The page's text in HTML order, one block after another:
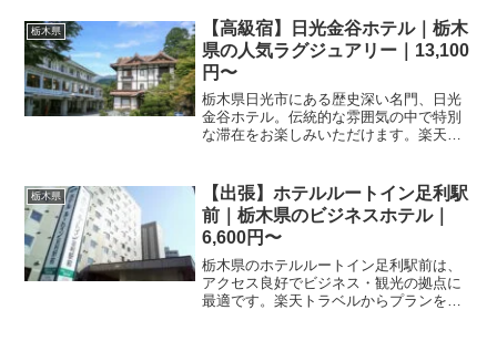
約ページでご確認ください。
栃木県
【高級宿】日光金谷ホテル｜栃木
県の人気ラグジュアリー｜13,100
円〜
栃木県日光市にある歴史深い名門、日光
金谷ホテル。伝統的な雰囲気の中で特別
な滞在をお楽しみいただけます。楽天ト
い。
栃木県
【出張】ホテルルートイン足利駅
前｜栃木県のビジネスホテル｜
6,600円〜
栃木県のホテルルートイン足利駅前は、
アクセス良好でビジネス・観光の拠点に
最適です。楽天トラベルからプランを選